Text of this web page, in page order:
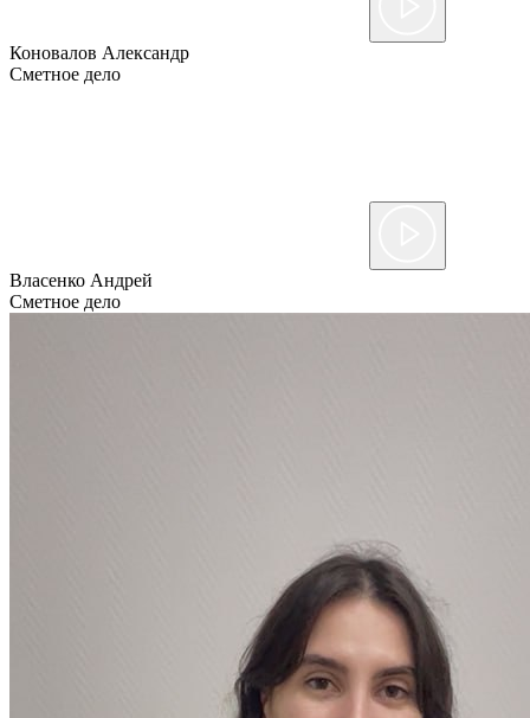
Коновалов Александр
Сметное дело
Власенко Андрей
Сметное дело